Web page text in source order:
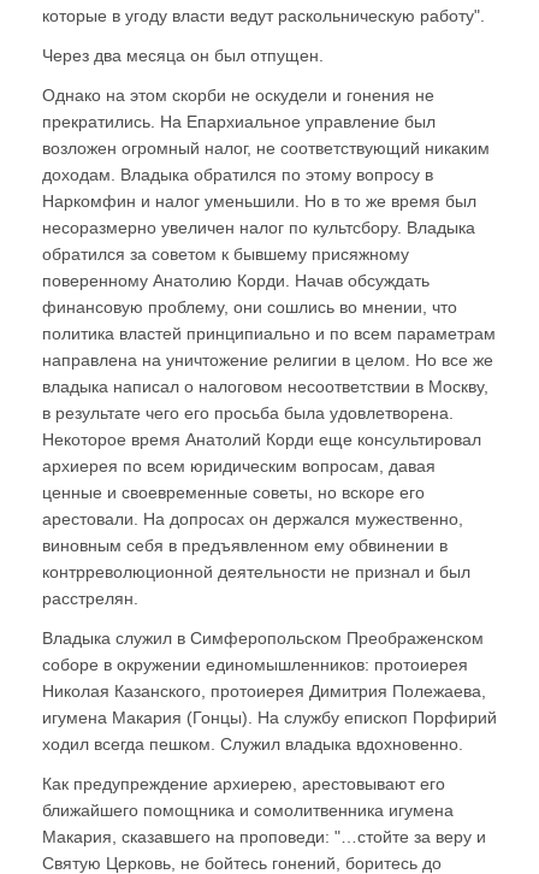
которые в угоду власти ведут раскольническую работу".
Через два месяца он был отпущен.
Однако на этом скорби не оскудели и гонения не
прекратились. На Епархиальное управление был
возложен огромный налог, не соответствующий никаким
доходам. Владыка обратился по этому вопросу в
Наркомфин и налог уменьшили. Но в то же время был
несоразмерно увеличен налог по культсбору. Владыка
обратился за советом к бывшему присяжному
поверенному Анатолию Корди. Начав обсуждать
финансовую проблему, они сошлись во мнении, что
политика властей принципиально и по всем параметрам
направлена на уничтожение религии в целом. Но все же
владыка написал о налоговом несоответствии в Москву,
в результате чего его просьба была удовлетворена.
Некоторое время Анатолий Корди еще консультировал
архиерея по всем юридическим вопросам, давая
ценные и своевременные советы, но вскоре его
арестовали. На допросах он держался мужественно,
виновным себя в предъявленном ему обвинении в
контрреволюционной деятельности не признал и был
расстрелян.
Владыка служил в Симферопольском Преображенском
соборе в окружении единомышленников: протоиерея
Николая Казанского, протоиерея Димитрия Полежаева,
игумена Макария (Гонцы). На службу епископ Порфирий
ходил всегда пешком. Служил владыка вдохновенно.
Как предупреждение архиерею, арестовывают его
ближайшего помощника и сомолитвенника игумена
Макария, сказавшего на проповеди: "…стойте за веру и
Святую Церковь, не бойтесь гонений, боритесь до